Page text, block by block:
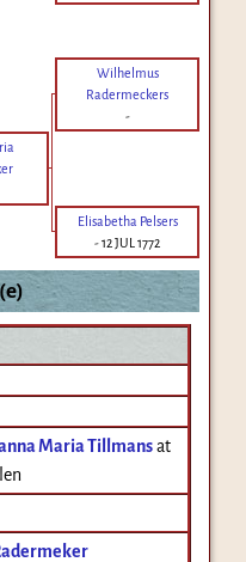
Wilhelmus
Radermeckers
-
Elisabetha Pelsers
-12 JUL 1772
Maria Tillmans at